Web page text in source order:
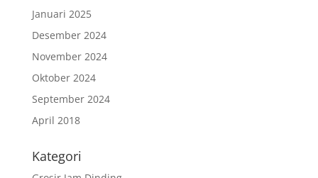
Januari 2025
Desember 2024
November 2024
Oktober 2024
September 2024
April 2018
Kategori